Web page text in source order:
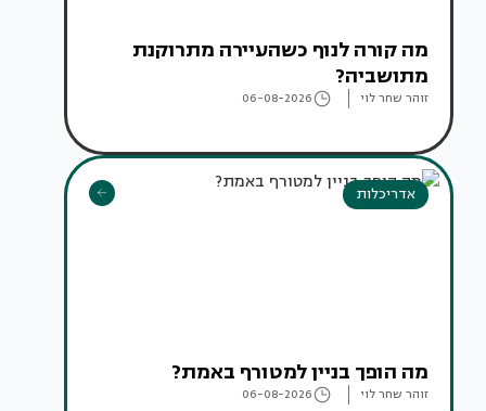
מה קורה לנוף כשהעיירה מתרוקנת
מתושביה?
זוהר שחר לוי 06-08-2026
אדריכלות
מה הופך בניין למטורף באמת?
זוהר שחר לוי 06-08-2026